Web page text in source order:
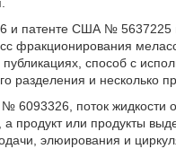
патенте США № 5637225
фракционирования
способ с
разделения и несколько
6093326, поток
продукт или продукты
элюирования и